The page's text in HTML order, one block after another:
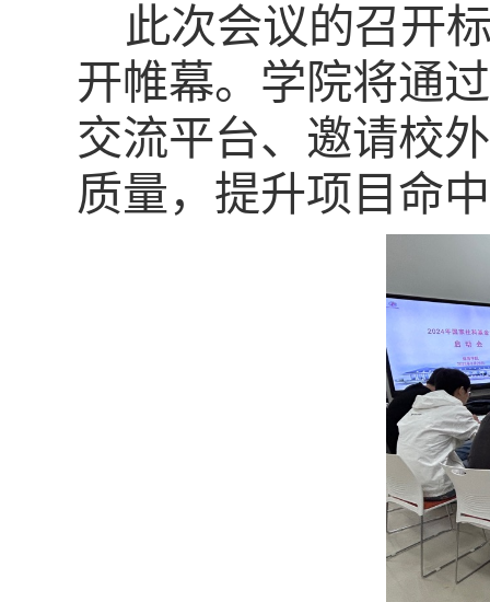
此次会议的召开
开帷幕。学院将通
交流平台、邀请校
质量，提升项目命